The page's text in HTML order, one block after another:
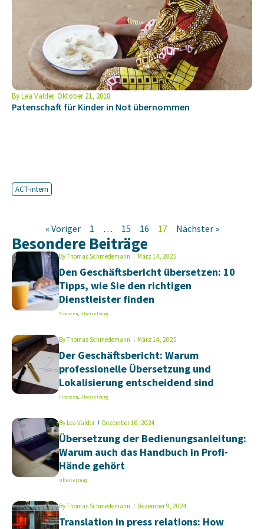
ByLea Valder Oktober 21, 2018
Patenschaft für Kinder in Not übernommen
ACT-intern
« Voriger 1 … 15 16 17 Nächster »
Besondere Beiträge
ByThomas Schmedemann März 14, 2025
Den Geschäftsbericht übersetzen: 10
Tipps, wie Sie den richtigen
Dienstleister finden
Finanzen, Übersetzung
ByThomas Schmedemann März 14, 2025
Der Geschäftsbericht: Warum
professionelle Übersetzung und
Lokalisierung entscheidend sind
Finanzen, Übersetzung
By Lea Valder Dezember 16, 2024
Übersetzung der Bedienungsanleitung:
Warum auch das Handbuch in Profi-
Hände gehört
Übersetzung
ByThomas Schmedemann Dezember 9, 2024
Translation in press relations: How